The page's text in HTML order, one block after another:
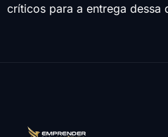
críticos para a entrega dessa